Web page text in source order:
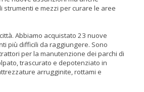
strumenti e mezzi per curare le aree
Abbiamo acquistato 23 nuove
più difficili da raggiungere. Sono
per la manutenzione dei parchi di
trascurato e depotenziato in
arrugginite, rottami e